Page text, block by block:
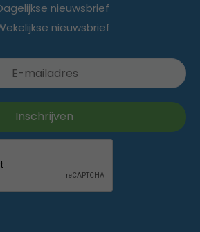
nieuwsbrief
nieuwsbrief